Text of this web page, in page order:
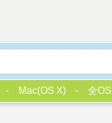
Mac(OS X) 全OS